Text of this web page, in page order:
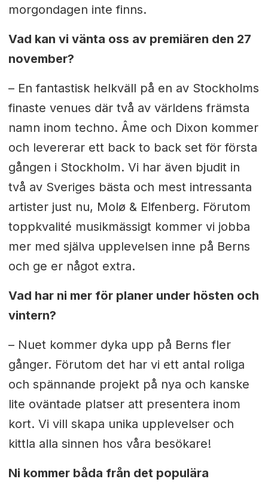
morgondagen inte finns.
Vad kan vi vänta oss av premiären den 27
november?
– En fantastisk helkväll på en av Stockholms
finaste venues där två av världens främsta
namn inom techno. Âme och Dixon kommer
och levererar ett back to back set för första
gången i Stockholm. Vi har även bjudit in
två av Sveriges bästa och mest intressanta
artister just nu, Molø & Elfenberg. Förutom
toppkvalité musikmässigt kommer vi jobba
mer med själva upplevelsen inne på Berns
och ge er något extra.
Vad har ni mer för planer under hösten och
vintern?
– Nuet kommer dyka upp på Berns fler
gånger. Förutom det har vi ett antal roliga
och spännande projekt på nya och kanske
lite oväntade platser att presentera inom
kort. Vi vill skapa unika upplevelser och
kittla alla sinnen hos våra besökare!
Ni kommer båda från det populära